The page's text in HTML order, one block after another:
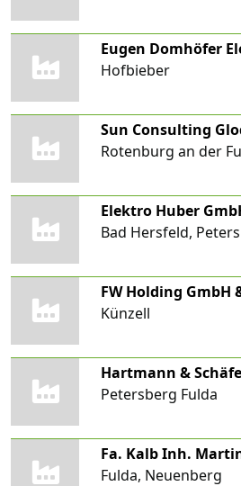
Hofbieber
Sun Consulting
Rotenburg an der
Elektro Huber
Bad Hersfeld,
FW Holding GmbH
Künzell
Hartmann &
Petersberg Fulda
Fa. Kalb Inh.
Fulda, Neuenberg